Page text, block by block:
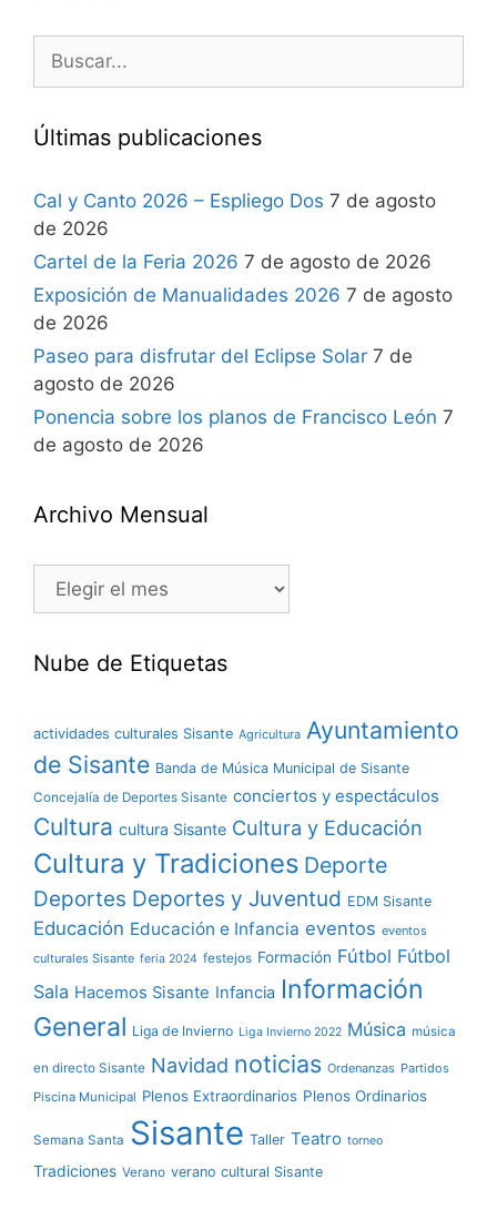
Últimas publicaciones
Cal y Canto 2026 – Espliego Dos 7 de agosto
de 2026
Cartel de la Feria 2026 7 de agosto de 2026
Exposición de Manualidades 2026 7 de agosto
de 2026
Paseo para disfrutar del Eclipse Solar 7 de
agosto de 2026
Ponencia sobre los planos de Francisco León 7
de agosto de 2026
Archivo Mensual
Nube de Etiquetas
actividades culturales Sisante Agricultura Ayuntamiento
de Sisante Banda de Música Municipal de Sisante
Concejalía de Deportes Sisante conciertos y espectáculos
Cultura cultura Sisante Cultura y Educación
Cultura y Tradiciones Deporte
Deportes Deportes y Juventud EDM Sisante
Educación Educación e Infancia eventos eventos
culturales Sisante feria 2024 festejos Formación Fútbol Fútbol
Sala Hacemos Sisante Infancia Información
General Liga de Invierno Liga Invierno 2022 Música música
en directo Sisante Navidad noticias Ordenanzas Partidos
Piscina Municipal Plenos Extraordinarios Plenos Ordinarios
Semana Santa Sisante Taller Teatro torneo
Tradiciones Verano verano cultural Sisante